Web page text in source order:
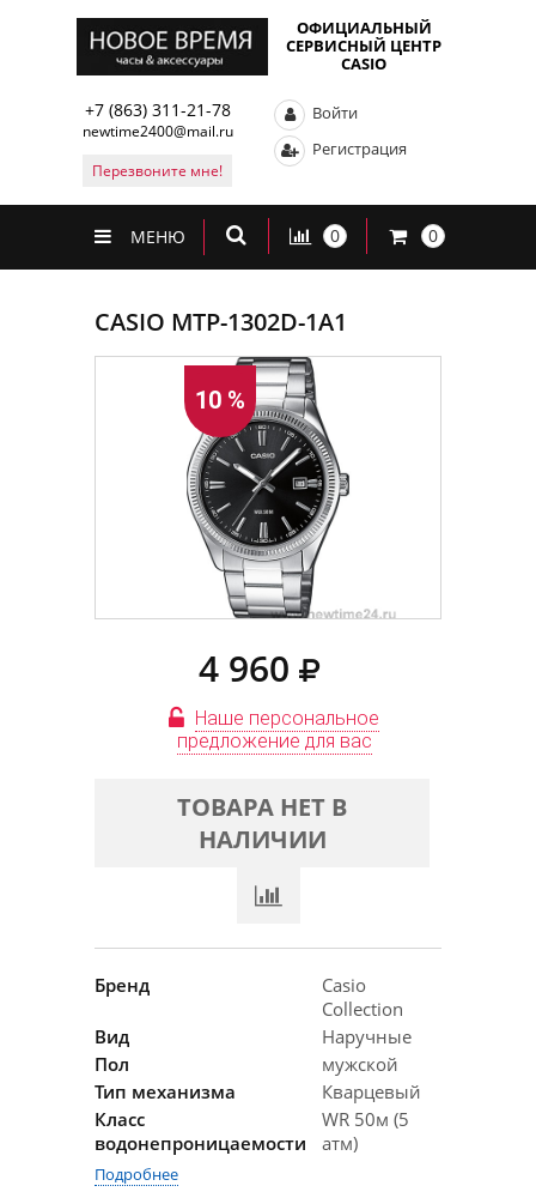
ОФИЦИАЛЬНЫЙ
СЕРВИСНЫЙ ЦЕНТР
CASIO
+7 (863) 311-21-78
newtime2400@mail.ru
Перезвоните мне!
Войти
Регистрация
МЕНЮ 0 0
CASIO MTP-1302D-1A1
10 %
4 960
Наше персональное
предложение для вас
ТОВАРА НЕТ В
НАЛИЧИИ
Бренд
Casio
Collection
Вид
Наручные
Пол
мужской
Тип механизма
Кварцевый
Класс
водонепроницаемости
WR 50м (5
атм)
Подробнее